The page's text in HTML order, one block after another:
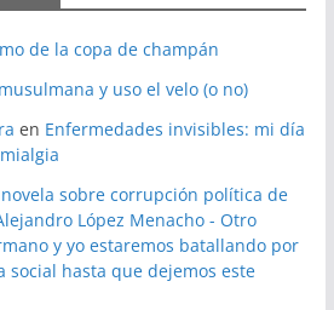
de la copa de champán
y uso el velo (o no)
en Enfermedades invisibles: mi día
sobre corrupción política de
López Menacho - Otro
y yo estaremos batallando por
social hasta que dejemos este